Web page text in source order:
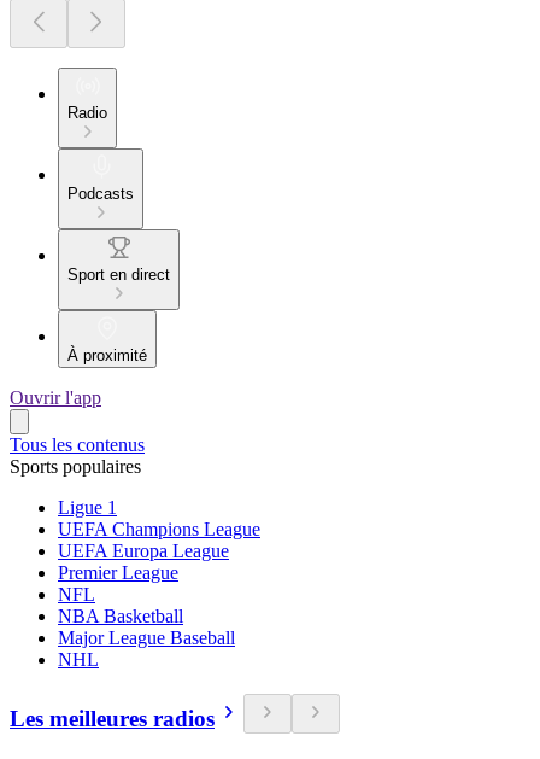
Radio
Podcasts
Sport en direct
À proximité
Ouvrir l'app
Tous les contenus
Sports populaires
Ligue 1
UEFA Champions League
UEFA Europa League
Premier League
NFL
NBA Basketball
Major League Baseball
NHL
Les meilleures radios